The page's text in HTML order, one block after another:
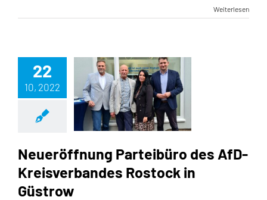
Weiterlesen
22
10, 2022
Neueröffnung Parteibüro des AfD-
Kreisverbandes Rostock in
Güstrow